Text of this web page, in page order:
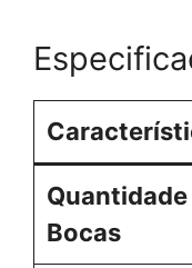
Quantidade
Bocas